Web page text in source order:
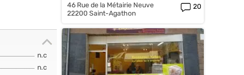
n.c
n.c
46 Rue de la Métairie Neuve
22200 Saint-Agathon
20